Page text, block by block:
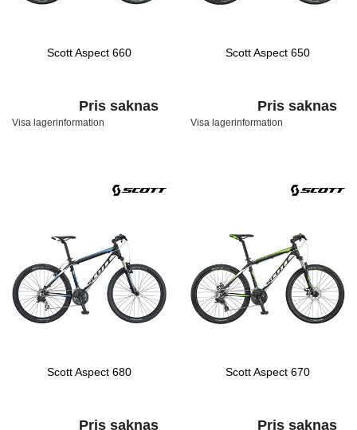
Scott Aspect 660
Pris saknas
Visa lagerinformation
Scott Aspect 650
Pris saknas
Visa lagerinformation
Scott Aspect 680
Pris saknas
Scott Aspect 670
Pris saknas